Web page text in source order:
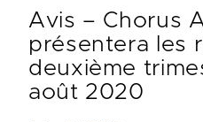
Avis – Chorus
présentera les
deuxième
août 2020